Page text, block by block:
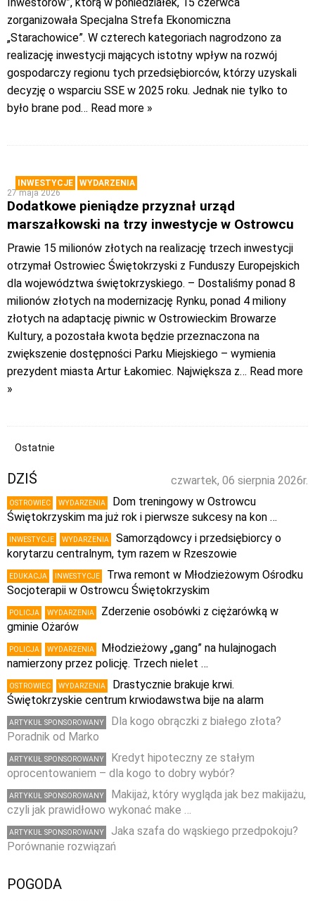
zorganizowała Specjalna Strefa Ekonomiczna
„Starachowice”. W czterech kategoriach nagrodzono za
realizację inwestycji mających istotny wpływ na rozwój
gospodarczy regionu tych przedsiębiorców, którzy uzyskali
decyzję o wsparciu SSE w 2025 roku. Jednak nie tylko to
było brane pod… Read more »
INWESTYCJE
WYDARZENIA
27 maja 2026
Dodatkowe pieniądze przyznał urząd
marszałkowski na trzy inwestycje w Ostrowcu
Prawie 15 milionów złotych na realizację trzech inwestycji
otrzymał Ostrowiec Świętokrzyski z Funduszy Europejskich
dla województwa świętokrzyskiego. – Dostaliśmy ponad 8
milionów złotych na modernizację Rynku, ponad 4 miliony
złotych na adaptację piwnic w Ostrowieckim Browarze
Kultury, a pozostała kwota będzie przeznaczona na
zwiększenie dostępności Parku Miejskiego – wymienia
prezydent miasta Artur Łakomiec. Największa z… Read more
»
Ostatnie
czwartek, 06 sierpnia 2026r.
DZIŚ
OSTROWIEC WYDARZENIA
Dom treningowy w Ostrowcu
Świętokrzyskim ma już rok i pierwsze sukcesy na kon …
INWESTYCJE WYDARZENIA
Samorządowcy i przedsiębiorcy o
korytarzu centralnym, tym razem w Rzeszowie
EDUKACJA INWESTYCJE
Trwa remont w Młodzieżowym Ośrodku
Socjoterapii w Ostrowcu Świętokrzyskim
POLICJA WYDARZENIA
Zderzenie osobówki z ciężarówką w
gminie Ożarów
POLICJA WYDARZENIA
Młodzieżowy „gang” na hulajnogach
namierzony przez policję. Trzech nielet …
OSTROWIEC WYDARZENIA
Drastycznie brakuje krwi.
Świętokrzyskie centrum krwiodawstwa bije na alarm
ARTYKUŁ SPONSOROWANY
Dla kogo obrączki z białego złota?
Poradnik od Marko
ARTYKUŁ SPONSOROWANY
Kredyt hipoteczny ze stałym
oprocentowaniem – dla kogo to dobry wybór?
ARTYKUŁ SPONSOROWANY
Makijaż, który wygląda jak bez makijażu,
czyli jak prawidłowo wykonać make …
ARTYKUŁ SPONSOROWANY
Jaka szafa do wąskiego przedpokoju?
Porównanie rozwiązań
POGODA